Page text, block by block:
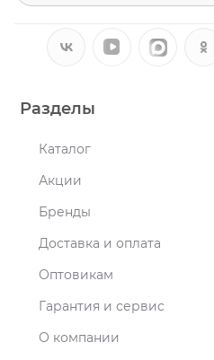
Разделы
Каталог
Акции
Бренды
Доставка и оплата
Оптовикам
Гарантия и сервис
О компании